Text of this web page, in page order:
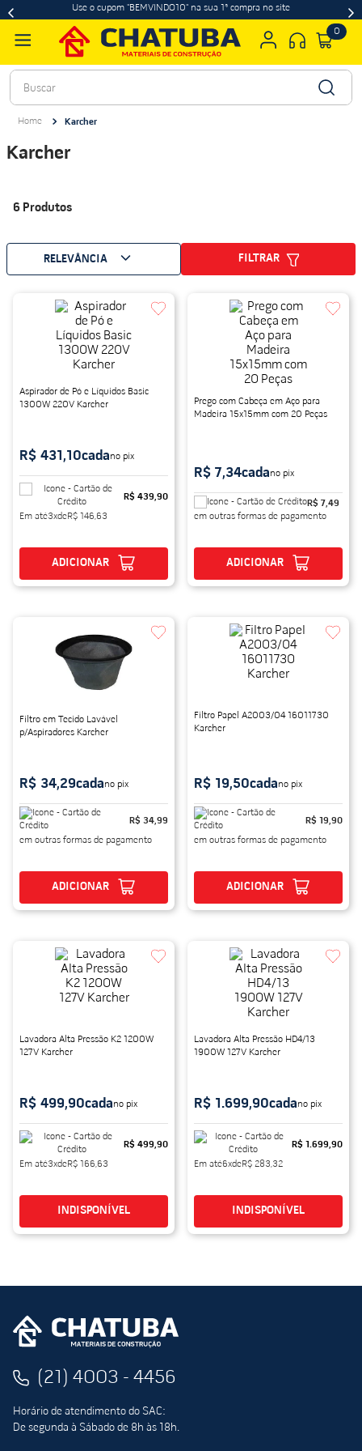
Use o cupom "BEMVINDO10" na sua 1ª compra no site
0
Buscar
Karcher
Karcher
6 Produtos
RELEVÂNCIA FILTRAR
Aspirador de Pó e Líquidos Basic
1300W 220V Karcher
R$ 439,90
Em até3xdeR$ 146,63
R$ 431,10cadano pix
ADICIONAR
Prego com Cabeça em Aço para
Madeira 15x15mm com 20 Peças
R$ 7,49
em outras formas de pagamento
R$ 7,34cadano pix
ADICIONAR
Filtro em Tecido Lavável
p/Aspiradores Karcher
R$ 34,99
em outras formas de pagamento
R$ 34,29cadano pix
ADICIONAR
Filtro Papel A2003/04 16011730
Karcher
R$ 19,90
em outras formas de pagamento
R$ 19,50cadano pix
ADICIONAR
Lavadora Alta Pressão K2 1200W
127V Karcher
R$ 499,90
Em até3xdeR$ 166,63
R$ 499,90cadano pix
INDISPONÍVEL
Lavadora Alta Pressão HD4/13
1900W 127V Karcher
R$ 1.699,90
Em até6xdeR$ 283,32
R$ 1.699,90cadano pix
INDISPONÍVEL
(21) 4003 - 4456
Horário de atendimento do SAC:
De segunda à Sábado de 8h às 18h.